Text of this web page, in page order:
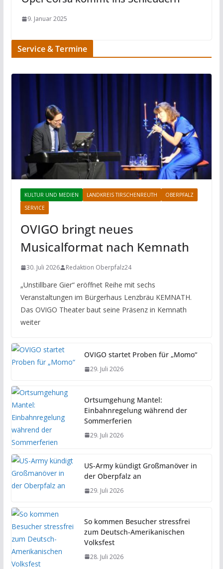
9. Januar 2025
Service & Termine
KULTUR UND MEDIEN LANDKREIS TIRSCHENREUTH
OBERPFALZ
SERVICE
OVIGO bringt neues
Musicalformat nach Kemnath
30. Juli 2026 Redaktion Oberpfalz24
„Unstillbare Gier“ eröffnet Reihe mit sechs
Veranstaltungen im Bürgerhaus Lenzbräu KEMNATH.
Das OVIGO Theater baut seine Präsenz in Kemnath
weiter
OVIGO startet Proben für „Momo“
29. Juli 2026
Ortsumgehung Mantel:
Einbahnregelung während der
Sommerferien
29. Juli 2026
US-Army kündigt Großmanöver in
der Oberpfalz an
29. Juli 2026
So kommen Besucher stressfrei
zum Deutsch-Amerikanischen
Volksfest
28. Juli 2026